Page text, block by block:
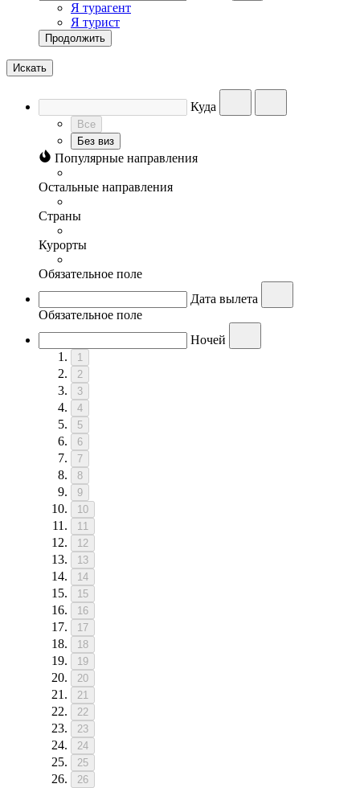
Я турагент
Я турист
Продолжить
Искать
Куда
Все
Без виз
Популярные направления
Остальные направления
Страны
Курорты
Обязательное поле
Дата вылета
Обязательное поле
Ночей
1
2
3
4
5
6
7
8
9
10
11
12
13
14
15
16
17
18
19
20
21
22
23
24
25
26